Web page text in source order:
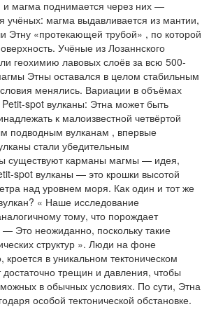
и магма поднимается через них —
учёных: магма выдавливается из мантии,
Этну «протекающей трубой» , по которой
Учёные из Лозаннского
геохимию лавовых слоёв за всю 500-
Этны оставался в целом стабильным
менялись. Вариации в объёмах
spot вулканы: Этна может быть
к малоизвестной четвёртой
подводным вулканам , впервые
стали убедительным
существуют карманы магмы — идея,
spot вулканы — это крошки высотой
над уровнем моря. Как один и тот же
« Наше исследование
тому, что порождает
Это неожиданно, поскольку такие
структур ». Люди на фоне
в уникальном тектоническом
трещин и давления, чтобы
в обычных условиях. По сути, Этна
особой тектонической обстановке.